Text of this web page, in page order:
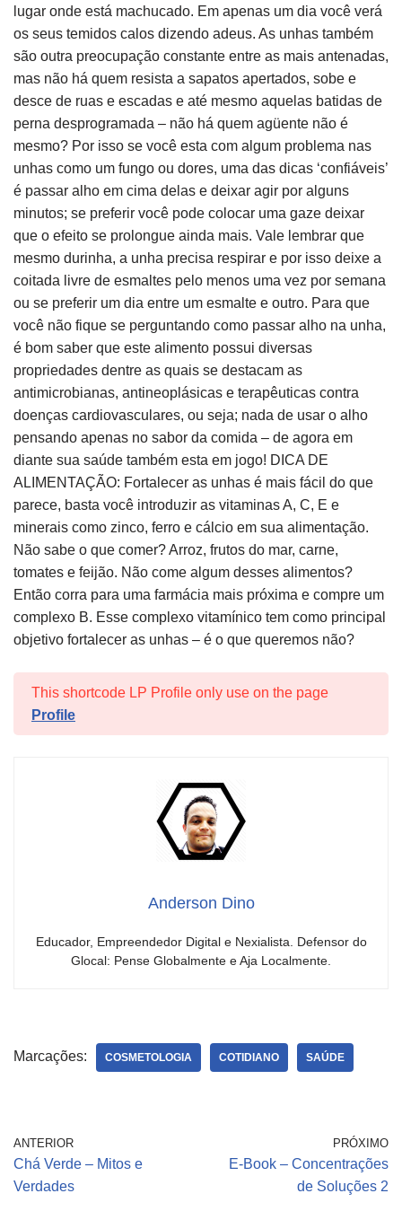
lugar onde está machucado. Em apenas um dia você verá
os seus temidos calos dizendo adeus. As unhas também
são outra preocupação constante entre as mais antenadas,
mas não há quem resista a sapatos apertados, sobe e
desce de ruas e escadas e até mesmo aquelas batidas de
perna desprogramada – não há quem agüente não é
mesmo? Por isso se você esta com algum problema nas
unhas como um fungo ou dores, uma das dicas ‘confiáveis’
é passar alho em cima delas e deixar agir por alguns
minutos; se preferir você pode colocar uma gaze deixar
que o efeito se prolongue ainda mais. Vale lembrar que
mesmo durinha, a unha precisa respirar e por isso deixe a
coitada livre de esmaltes pelo menos uma vez por semana
ou se preferir um dia entre um esmalte e outro. Para que
você não fique se perguntando como passar alho na unha,
é bom saber que este alimento possui diversas
propriedades dentre as quais se destacam as
antimicrobianas, antineoplásicas e terapêuticas contra
doenças cardiovasculares, ou seja; nada de usar o alho
pensando apenas no sabor da comida – de agora em
diante sua saúde também esta em jogo! DICA DE
ALIMENTAÇÃO: Fortalecer as unhas é mais fácil do que
parece, basta você introduzir as vitaminas A, C, E e
minerais como zinco, ferro e cálcio em sua alimentação.
Não sabe o que comer? Arroz, frutos do mar, carne,
tomates e feijão. Não come algum desses alimentos?
Então corra para uma farmácia mais próxima e compre um
complexo B. Esse complexo vitamínico tem como principal
objetivo fortalecer as unhas – é o que queremos não?
This shortcode LP Profile only use on the page
Profile
Anderson Dino
Educador, Empreendedor Digital e Nexialista. Defensor do
Glocal: Pense Globalmente e Aja Localmente.
Marcações: COSMETOLOGIA COTIDIANO SAÚDE
ANTERIOR
Chá Verde – Mitos e
Verdades
PRÓXIMO
E-Book – Concentrações
de Soluções 2